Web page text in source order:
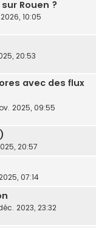
Rouen ?
10:05
20:53
avec des flux
2025, 09:55
20:57
07:14
2023, 23:32